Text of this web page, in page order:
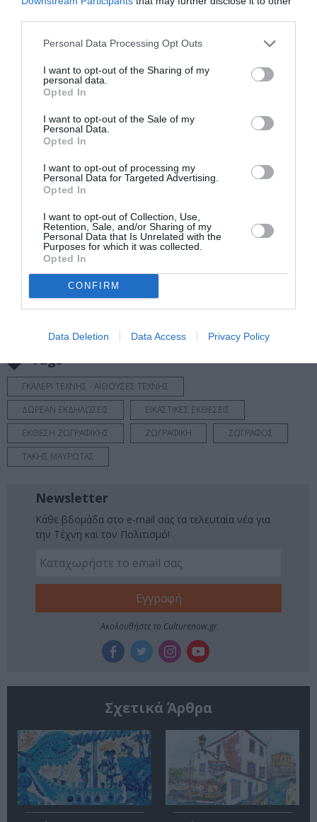
Personal Data Processing Opt Outs
I want to opt-out of the Sharing of my
personal data.
Opted In
I want to opt-out of the Sale of my
Personal Data.
Opted In
I want to opt-out of processing my
Personal Data for Targeted Advertising.
Opted In
I want to opt-out of Collection, Use,
Retention, Sale, and/or Sharing of my
Personal Data that Is Unrelated with the
Purposes for which it was collected.
Opted In
CONFIRM
Data Deletion Data Access Privacy Policy
Ώρες λειτουργίας: Δευτέρα & Τετάρτη: 10:00-16:00 |
Τρίτη & Πέμπτη: 10:00 -21:00 | Παρασκευή: 10:00
-20:00 | Σάββατο: 10:30 – 16:00
Τοποθεσία:
Γκαλερί Σκουφά, Σκουφά 4, Κολωνάκι, Αθήνα
Γκαλερί Σκουφά
Τηλ.: 210 3643025 |skoufagallery.gr
Ακολουθήστε το Culturenow.gr στοGoogle News
μάθετε πρώτοι όλες τις ειδήσεις
Δείτε όλα τατελευταία νέαγια την Τέχνη και τον
Πολιτισμό στοCulturenow.gr
Tags
ΓΚΑΛΕΡΙ ΤΕΧΝΗΣ - ΑΙΘΟΥΣΕΣ ΤΕΧΝΗΣ
ΔΩΡΕΑΝ ΕΚΔΗΛΩΣΕΙΣ
ΕΙΚΑΣΤΙΚΕΣ ΕΚΘΕΣΕΙΣ
ΕΚΘΕΣΗ ΖΩΓΡΑΦΙΚΗΣ
ΖΩΓΡΑΦΙΚΗ
ΖΩΓΡΑΦΟΣ
ΤΑΚΗΣ ΜΑΥΡΩΤΑΣ
Newsletter
Κάθε βδομάδα στο e-mail σας τα τελευταία νέα για
την Τέχνη και τον Πολιτισμό!
Ακολουθήστε το Culturenow.gr
Σχετικά Άρθρα